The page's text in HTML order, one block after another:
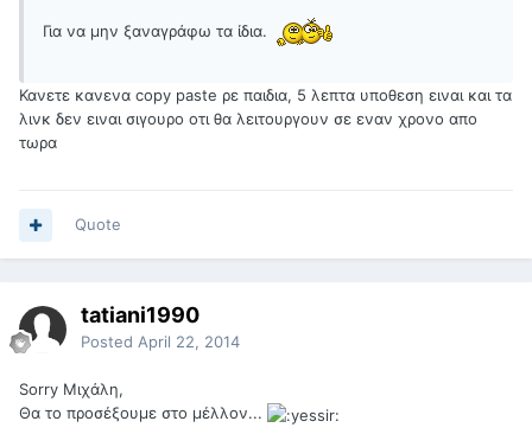
Για να μην ξαναγράφω τα ίδια.
Κανετε κανενα copy paste ρε παιδια, 5 λεπτα υποθεση ειναι και τα
λινκ δεν ειναι σιγουρο οτι θα λειτουργουν σε εναν χρονο απο
τωρα
Quote
tatiani1990
Posted April 22, 2014
Sorry Μιχάλη,
Θα το προσέξουμε στο μέλλον...